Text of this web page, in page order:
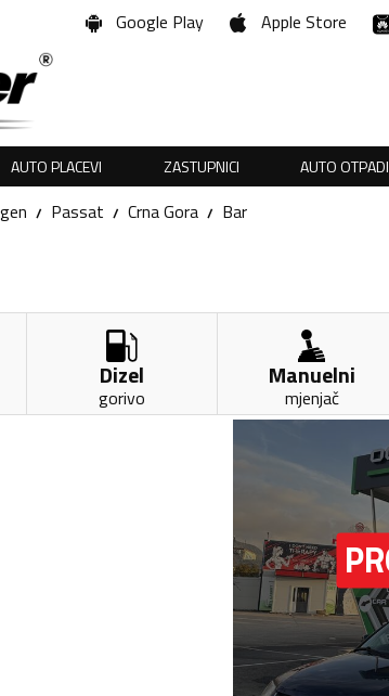
Google Play Apple Store
AUTO PLACEVI ZASTUPNICI AUTO OTPADI
Passat Crna Gora Bar
Dizel
gorivo
Manuelni
mjenjač